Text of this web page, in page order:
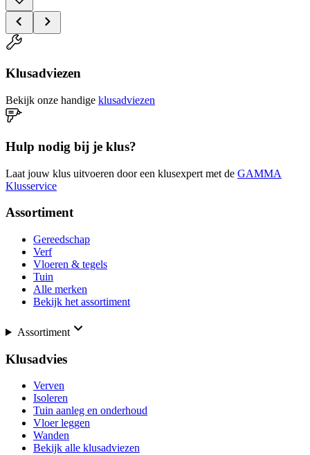
Klusadviezen
Bekijk onze handige klusadviezen
Hulp nodig bij je klus?
Laat jouw klus uitvoeren door een klusexpert met de GAMMA
Klusservice
Assortiment
Gereedschap
Verf
Vloeren & tegels
Tuin
Alle merken
Bekijk het assortiment
Assortiment
Klusadvies
Verven
Isoleren
Tuin aanleg en onderhoud
Vloer leggen
Wanden
Bekijk alle klusadviezen